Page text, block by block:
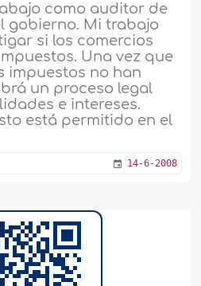
como auditor de
gobierno. Mi trabajo
si los comercios
Una vez que
impuestos no han
un proceso legal
e intereses.
está permitido en el
14-6-2008